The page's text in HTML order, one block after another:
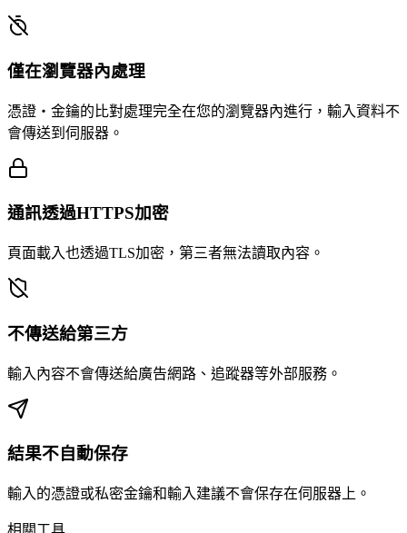
僅在瀏覽器內處理
憑證・金鑰的比對處理完全在您的瀏覽器內進行，輸入資料不
會傳送到伺服器。
通訊透過HTTPS加密
頁面載入也透過TLS加密，第三者無法讀取內容。
不傳送給第三方
輸入內容不會傳送給廣告網路、追蹤器等外部服務。
結果不自動保存
輸入的憑證或私密金鑰和輸入建議不會保存在伺服器上。
相關工具